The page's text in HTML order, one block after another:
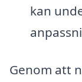
kan
Genom att